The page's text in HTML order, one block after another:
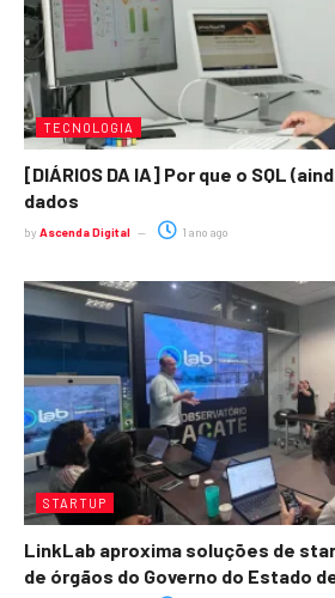
TECNOLOGIA
[DIÁRIOS DA IA] Por que o SQL
dados
by Ascenda Digital 1 ano ago
STARTUP
LinkLab aproxima soluções de
de órgãos do Governo do Estado